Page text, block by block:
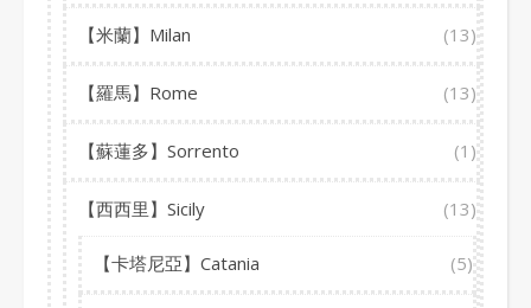
【米蘭】Milan (13)
【羅馬】Rome (13)
【蘇蓮多】Sorrento (1)
【西西里】Sicily (13)
【卡塔尼亞】Catania (5)